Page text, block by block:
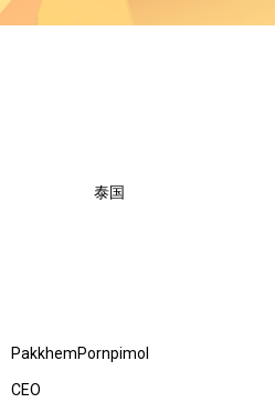
泰国
PakkhemPornpimol
CEO